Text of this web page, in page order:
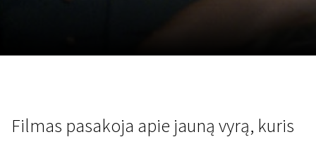
Filmas pasakoja apie jauną vyrą, kuris